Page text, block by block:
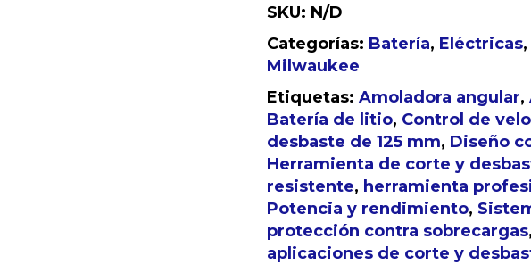
No
SKU: N/D
Categorías: Batería, Eléctricas,
Milwaukee
Etiquetas: Amoladora angular,
Batería de litio, Control de
desbaste de 125 mm, Diseño
Herramienta de corte y
resistente, herramienta
Potencia y rendimiento,
protección contra sobrecargas,
aplicaciones de corte y